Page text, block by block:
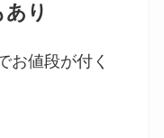
り
お値段が付く